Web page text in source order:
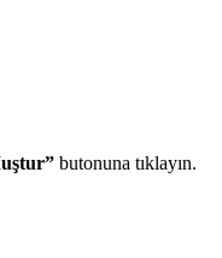
butonuna tıklayın.